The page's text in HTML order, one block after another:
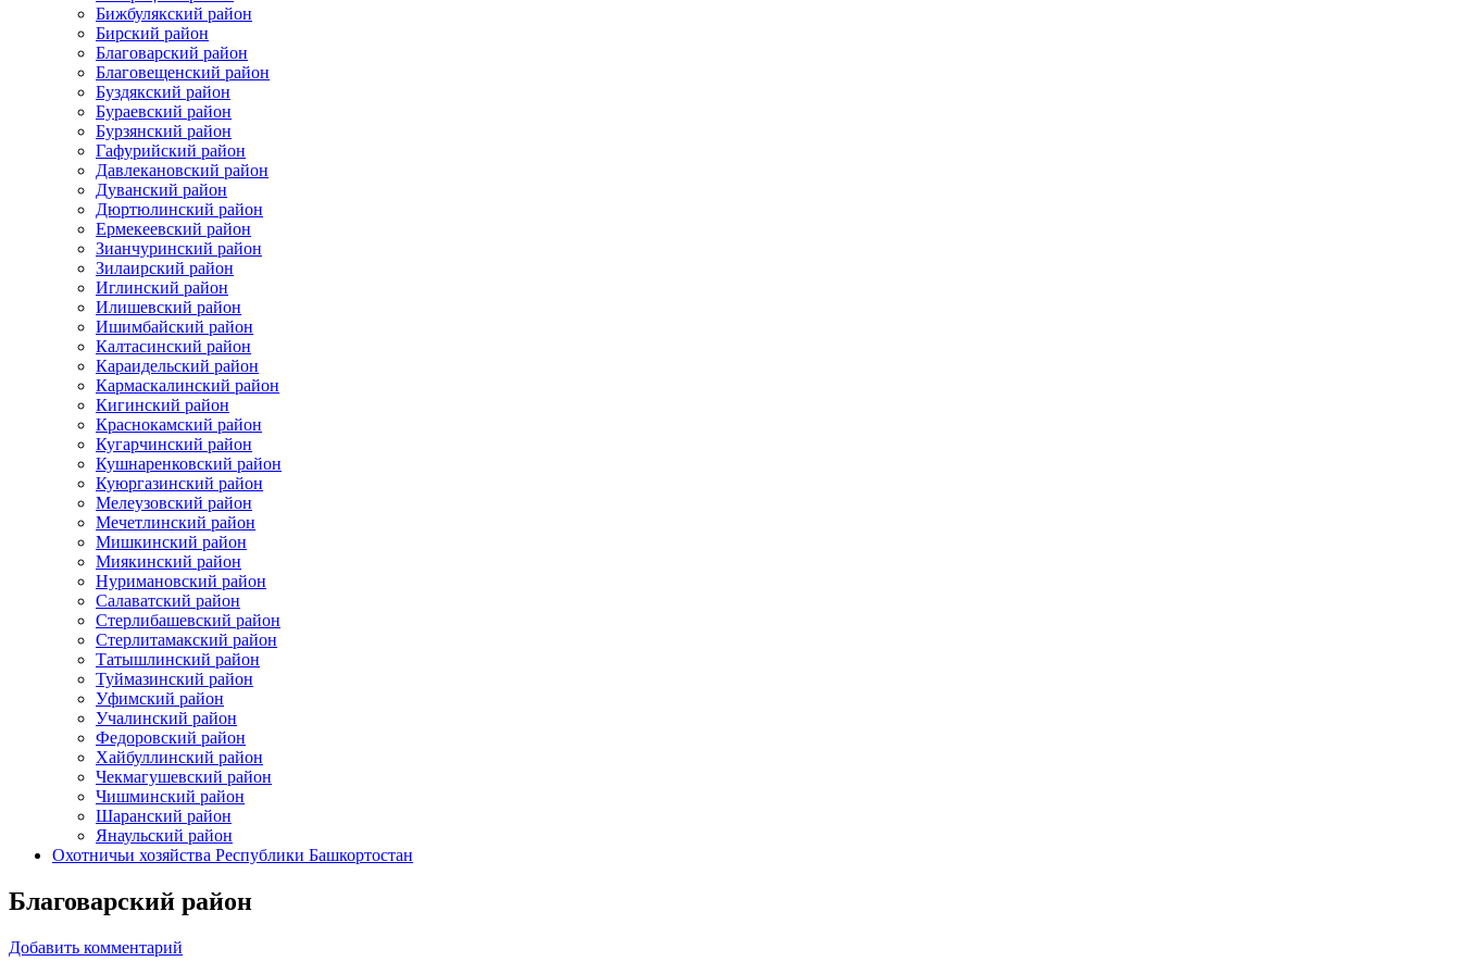
Бижбулякский район
Бирский район
Благоварский район
Благовещенский район
Буздякский район
Бураевский район
Бурзянский район
Гафурийский район
Давлекановский район
Дуванский район
Дюртюлинский район
Ермекеевский район
Зианчуринский район
Зилаирский район
Иглинский район
Илишевский район
Ишимбайский район
Калтасинский район
Караидельский район
Кармаскалинский район
Кигинский район
Краснокамский район
Кугарчинский район
Кушнаренковский район
Куюргазинский район
Мелеузовский район
Мечетлинский район
Мишкинский район
Миякинский район
Нуримановский район
Салаватский район
Стерлибашевский район
Стерлитамакский район
Татышлинский район
Туймазинский район
Уфимский район
Учалинский район
Федоровский район
Хайбуллинский район
Чекмагушевский район
Чишминский район
Шаранский район
Янаульский район
Охотничьи хозяйства Республики Башкортостан
Благоварский район
Добавить комментарий